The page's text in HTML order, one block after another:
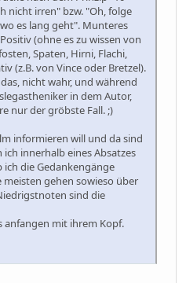
nicht irren" bzw. "Oh, folge
es lang geht". Munteres
(ohne es zu wissen von
Spaten, Hirni, Flachi,
(z.B. von Vince oder Bretzel).
nicht wahr, und während
in dem Autor,
nur der gröbste Fall. ;)
informieren will und da sind
ich innerhalb eines Absatzes
die Gedankengänge
gehen sowieso über
sind die
anfangen mit ihrem Kopf.